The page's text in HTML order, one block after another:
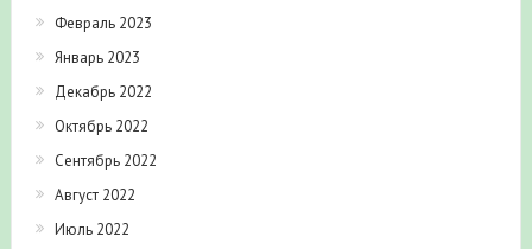
Февраль 2023
Январь 2023
Декабрь 2022
Октябрь 2022
Сентябрь 2022
Август 2022
Июль 2022